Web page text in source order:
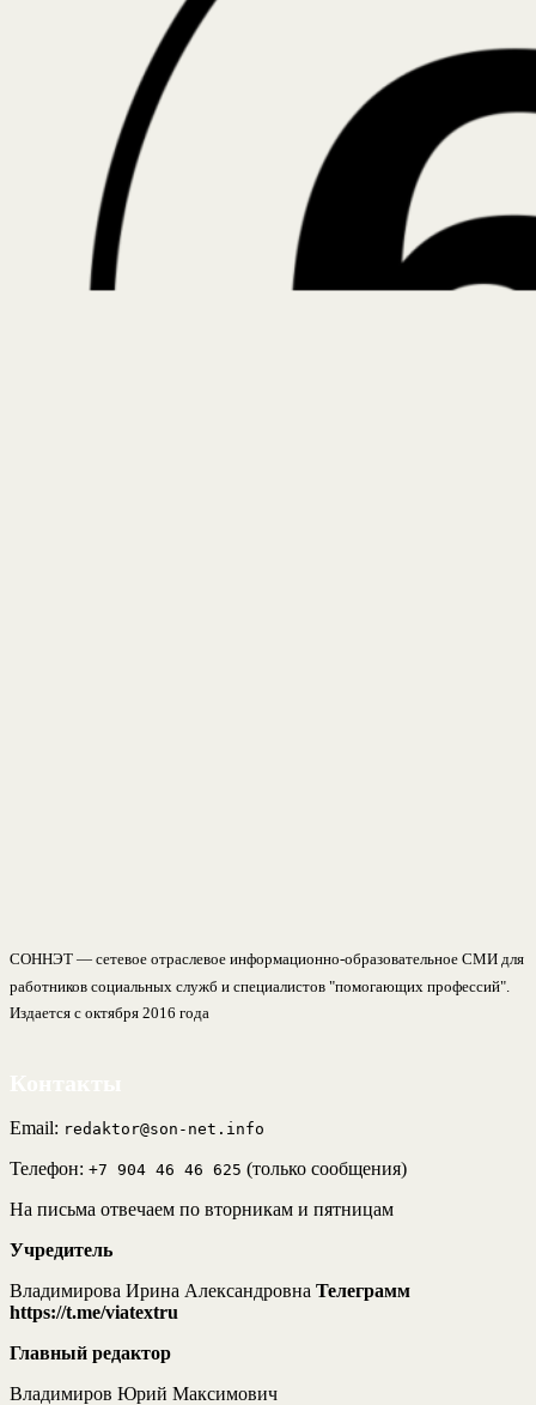
СОННЭТ — сетевое отраслевое информационно-образовательное СМИ для
работников социальных служб и специалистов "помогающих профессий".
Издается с октября 2016 года
Email: redaktor@son-net.info
Телефон: +7 904 46 46 625 (только сообщения)
На письма отвечаем по вторникам и пятницам
Учредитель
Владимирова Ирина Александровна Телеграмм
https://t.me/viatextru
Главный редактор
Владимиров Юрий Максимович